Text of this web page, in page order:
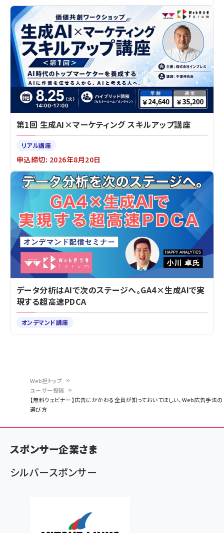
く
ず
Web担トップ
ユーザー投稿
【無料ウェビナー】広告にかかわる全員が知っておいてほしい、Web広告手法の
選び方
第1回 生成AI×マーケティング スキルアップ講座
リアル講座
申込締切: 2026年8月20日
データ分析はAIで次のステージへ。GA4×生成AIで実
現する超高速PDCA
オンデマンド講座
スポンサー企業さま
シルバースポンサー